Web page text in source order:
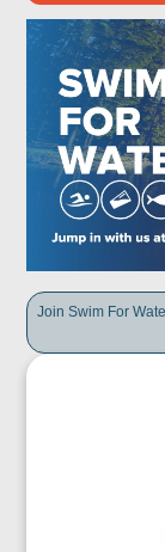
Join Swim For